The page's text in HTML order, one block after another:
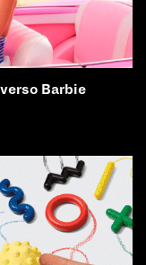
Barbie